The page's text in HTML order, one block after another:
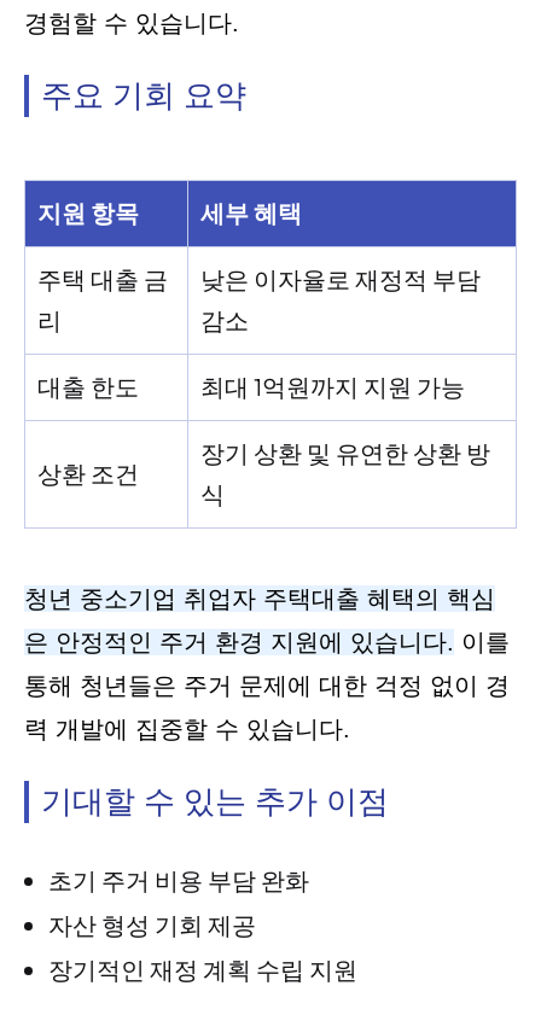
경험할 수 있습니다.
주요 기회 요약
지원 항목 세부 혜택
주택 대출 금
리
낮은 이자율로 재정적 부담
감소
대출 한도 최대 1억원까지 지원 가능
상환 조건
장기 상환 및 유연한 상환 방
식
청년 중소기업 취업자 주택대출 혜택의 핵심
은 안정적인 주거 환경 지원에 있습니다. 이를
통해 청년들은 주거 문제에 대한 걱정 없이 경
력 개발에 집중할 수 있습니다.
기대할 수 있는 추가 이점
초기 주거 비용 부담 완화
자산 형성 기회 제공
장기적인 재정 계획 수립 지원